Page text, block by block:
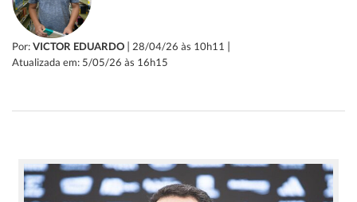
Por:VICTOR EDUARDO | 28/04/26 às 10h11 |
Atualizada em: 5/05/26 às 16h15